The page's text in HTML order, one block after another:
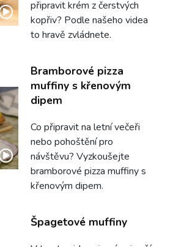
připravit krém z čerstvých
kopřiv? Podle našeho videa
to hravě zvládnete.
Bramborové pizza
muffiny s křenovým
dipem
Co připravit na letní večeři
nebo pohoštění pro
návštěvu? Vyzkoušejte
bramborové pizza muffiny s
křenovým dipem.
Špagetové muffiny